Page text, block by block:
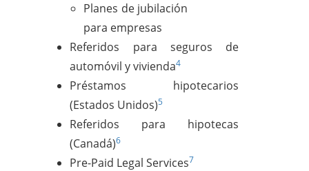
Planes de jubilación
para empresas
Referidos para seguros de
automóvil y vivienda4
Préstamos hipotecarios
(Estados Unidos)5
Referidos para hipotecas
(Canadá)6
Pre-Paid Legal Services7